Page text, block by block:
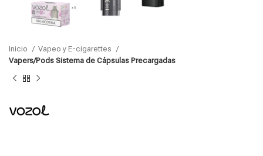
Inicio
Vapeo y E-cigarettes
Vapers/Pods Sistema de Cápsulas Precargadas